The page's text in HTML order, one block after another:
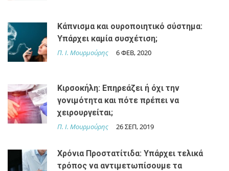
Κάπνισμα και ουροποιητικό σύστημα:
Υπάρχει καμία συσχέτιση;
Π. Ι. Μουρμούρης 6 ΦΕΒ, 2020
Κιρσοκήλη: Επηρεάζει ή όχι την
γονιμότητα και πότε πρέπει να
χειρουργείται;
Π. Ι. Μουρμούρης 26 ΣΕΠ, 2019
Χρόνια Προστατίτιδα: Υπάρχει τελικά
τρόπος να αντιμετωπίσουμε τα